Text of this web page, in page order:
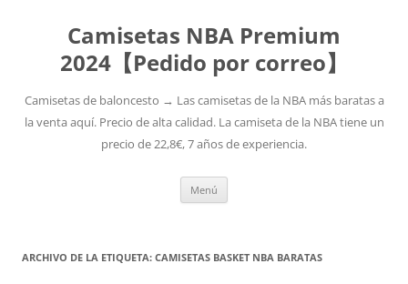
Camisetas NBA Premium
2024【Pedido por correo】
Camisetas de baloncesto → Las camisetas de la NBA más baratas a
la venta aquí. Precio de alta calidad. La camiseta de la NBA tiene un
precio de 22,8€, 7 años de experiencia.
Menú
ARCHIVO DE LA ETIQUETA: CAMISETAS BASKET NBA BARATAS